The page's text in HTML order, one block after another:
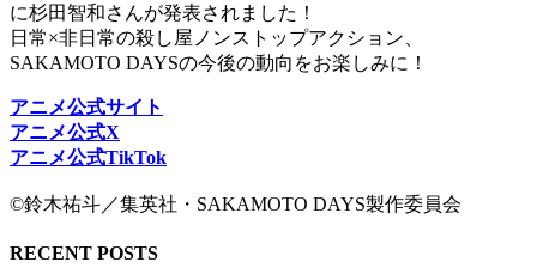
に杉田智和さんが発表されました！
日常×非日常の殺し屋ノンストップアクション、
SAKAMOTO DAYSの今後の動向をお楽しみに！
アニメ公式サイト
アニメ公式X
アニメ公式TikTok
©︎鈴木祐斗／集英社・SAKAMOTO DAYS製作委員会
RECENT POSTS